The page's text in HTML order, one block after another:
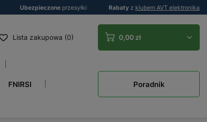
Ubezpieczone przesyłki Rabaty z klubem AVT elektronika
Lista zakupowa (0) 0,00 zł
FNIRSI Poradnik